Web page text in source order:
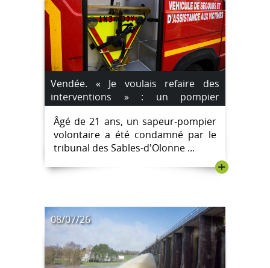
Vendée. « Je voulais refaire des
interventions » : un pompier
condamné pour des incendies
volontaires
Âgé de 21 ans, un sapeur-pompier
volontaire a été condamné par le
tribunal des Sables-d'Olonne ...
+
08/07/26